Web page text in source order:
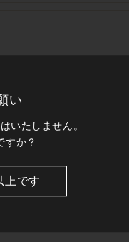
い
いたしません。
すか？
上です